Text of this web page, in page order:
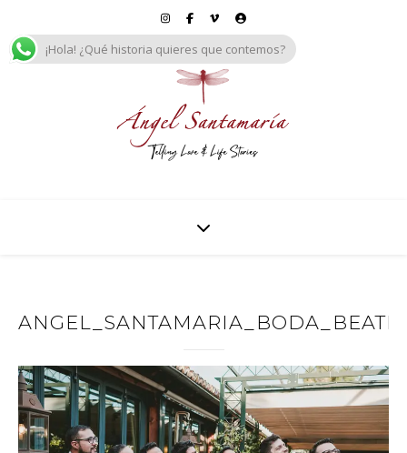
¡Hola! ¿Qué historia quieres que contemos?